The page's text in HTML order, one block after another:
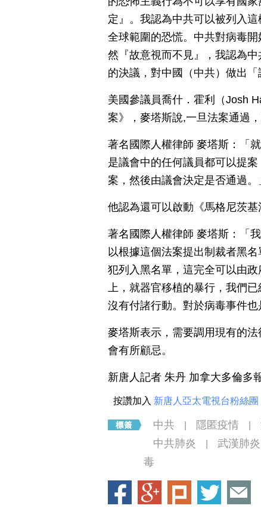
定』。我認為中共可以被列入
全球範圍的恐慌。中共對病毒
然『故意視而不見』，我認為
的決議，對中國（中共）做出
美國參議員喬什．霍利（Josh
案》，麥塔斯說,一旦法案通過
著名國際人權律師 麥塔斯：「
是議會中的任何議員都可以提
案，然後由議會決定是否通過。
他認為還可以啟動《馬格尼茨基
著名國際人權律師 麥塔斯：「
以根據這個法案提出制裁者黑
犯列入黑名單，這完全可以由
上，就器官移植的暴行，我們
沒有付諸行動。對於病毒事件
麥塔斯表示，需要調用現有的
會有所顧忌。
新唐人記者 朱丹 加拿大多倫多
按讚加入 新唐人亞太電視台粉絲團
中共 隱匿疫情
中共肺炎 武漢肺炎
毒